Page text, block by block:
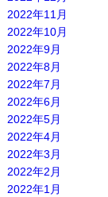
2022年11月
2022年10月
2022年9月
2022年8月
2022年7月
2022年6月
2022年5月
2022年4月
2022年3月
2022年2月
2022年1月